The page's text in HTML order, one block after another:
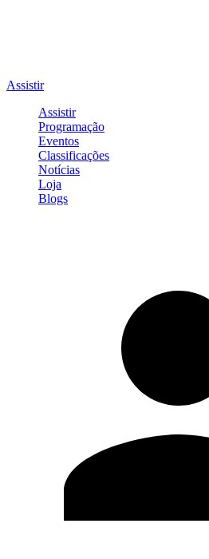
Assistir
Assistir
Programação
Eventos
Classificações
Notícias
Loja
Blogs